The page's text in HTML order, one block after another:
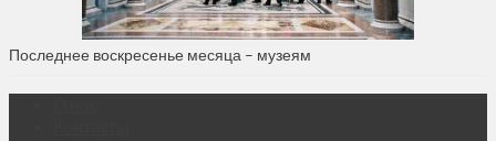
Последнее воскресенье месяца – музеям